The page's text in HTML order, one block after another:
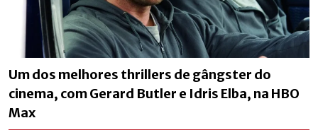
Um dos melhores thrillers de gângster do
cinema, com Gerard Butler e Idris Elba, na HBO
Max